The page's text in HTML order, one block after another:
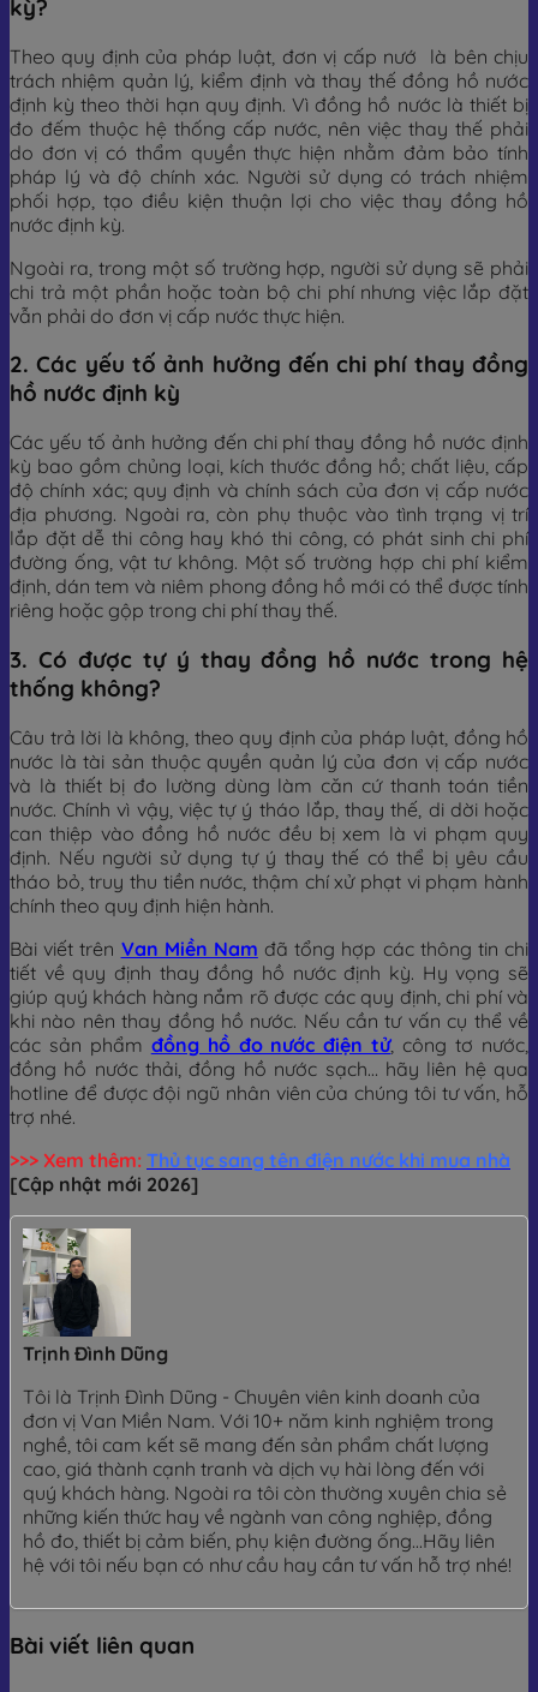
kỳ?
Theo quy định của pháp luật, đơn vị cấp nướ là bên chịu
trách nhiệm quản lý, kiểm định và thay thế đồng hồ nước
định kỳ theo thời hạn quy định. Vì đồng hồ nước là thiết bị
đo đếm thuộc hệ thống cấp nước, nên việc thay thế phải
do đơn vị có thẩm quyền thực hiện nhằm đảm bảo tính
pháp lý và độ chính xác. Người sử dụng có trách nhiệm
phối hợp, tạo điều kiện thuận lợi cho việc thay đồng hồ
nước định kỳ.
Ngoài ra, trong một số trường hợp, người sử dụng sẽ phải
chi trả một phần hoặc toàn bộ chi phí nhưng việc lắp đặt
vẫn phải do đơn vị cấp nước thực hiện.
2. Các yếu tố ảnh hưởng đến chi phí thay đồng
hồ nước định kỳ
Các yếu tố ảnh hưởng đến chi phí thay đồng hồ nước định
kỳ bao gồm chủng loại, kích thước đồng hồ; chất liệu, cấp
độ chính xác; quy định và chính sách của đơn vị cấp nước
địa phương. Ngoài ra, còn phụ thuộc vào tình trạng vị trí
lắp đặt dễ thi công hay khó thi công, có phát sinh chi phí
đường ống, vật tư không. Một số trường hợp chi phí kiểm
định, dán tem và niêm phong đồng hồ mới có thể được tính
riêng hoặc gộp trong chi phí thay thế.
3. Có được tự ý thay đồng hồ nước trong hệ
thống không?
Câu trả lời là không, theo quy định của pháp luật, đồng hồ
nước là tài sản thuộc quyền quản lý của đơn vị cấp nước
và là thiết bị đo lường dùng làm căn cứ thanh toán tiền
nước. Chính vì vậy, việc tự ý tháo lắp, thay thế, di dời hoặc
can thiệp vào đồng hồ nước đều bị xem là vi phạm quy
định. Nếu người sử dụng tự ý thay thế có thể bị yêu cầu
tháo bỏ, truy thu tiền nước, thậm chí xử phạt vi phạm hành
chính theo quy định hiện hành.
Bài viết trên Van Miền Nam đã tổng hợp các thông tin chi
tiết về quy định thay đồng hồ nước định kỳ. Hy vọng sẽ
giúp quý khách hàng nắm rõ được các quy định, chi phí và
khi nào nên thay đồng hồ nước. Nếu cần tư vấn cụ thể về
các sản phẩm đồng hồ đo nước điện tử, công tơ nước,
đồng hồ nước thải, đồng hồ nước sạch… hãy liên hệ qua
hotline để được đội ngũ nhân viên của chúng tôi tư vấn, hỗ
trợ nhé.
>>> Xem thêm: Thủ tục sang tên điện nước khi mua nhà
[Cập nhật mới 2026]
Trịnh Đình Dũng
Tôi là Trịnh Đình Dũng - Chuyên viên kinh doanh của
đơn vị Van Miền Nam. Với 10+ năm kinh nghiệm trong
nghề, tôi cam kết sẽ mang đến sản phẩm chất lượng
cao, giá thành cạnh tranh và dịch vụ hài lòng đến với
quý khách hàng. Ngoài ra tôi còn thường xuyên chia sẻ
những kiến thức hay về ngành van công nghiệp, đồng
hồ đo, thiết bị cảm biến, phụ kiện đường ống...Hãy liên
hệ với tôi nếu bạn có như cầu hay cần tư vấn hỗ trợ nhé!
Bài viết liên quan